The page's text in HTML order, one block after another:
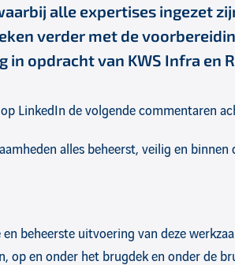
alle expertises ingezet
verder met de
in opdracht van KWS Infra en
LinkedIn de volgende commentaren
alles beheerst, veilig en
beheerste uitvoering van deze
op en onder het brugdek en onder de